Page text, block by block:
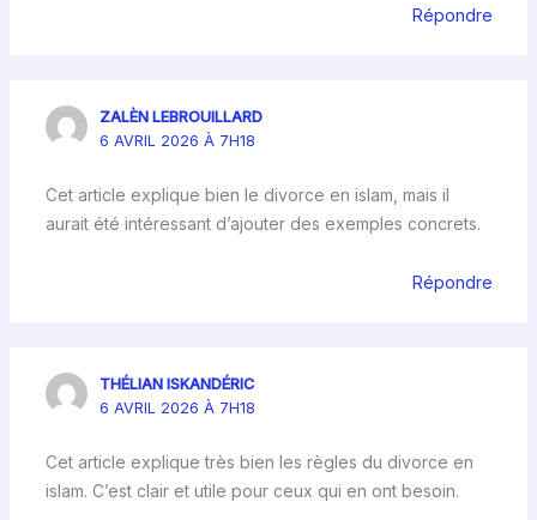
Répondre
ZALÈN LEBROUILLARD
6 AVRIL 2026 À 7H18
Cet article explique bien le divorce en islam, mais il
aurait été intéressant d’ajouter des exemples concrets.
Répondre
THÉLIAN ISKANDÉRIC
6 AVRIL 2026 À 7H18
Cet article explique très bien les règles du divorce en
islam. C’est clair et utile pour ceux qui en ont besoin.